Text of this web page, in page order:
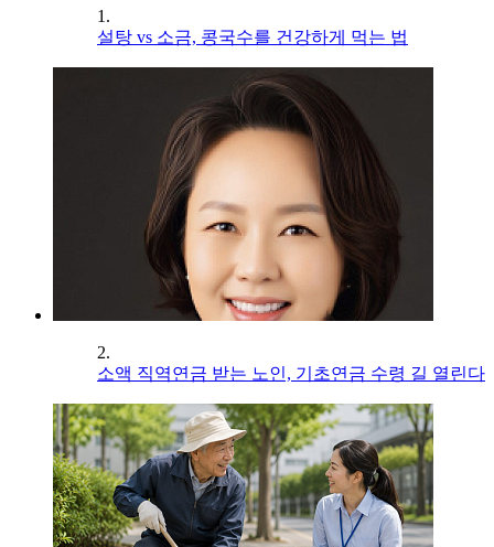
1.
설탕 vs 소금, 콩국수를 건강하게 먹는 법
2.
소액 직역연금 받는 노인, 기초연금 수령 길 열린다